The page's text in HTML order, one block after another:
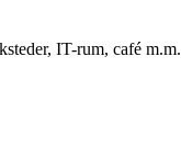
IT-rum, café m.m.